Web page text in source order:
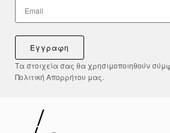
Εγγραφη
Τα στοιχεία σας θα χρησιμοποιηθούν
Πολιτική Απορρήτου μας.